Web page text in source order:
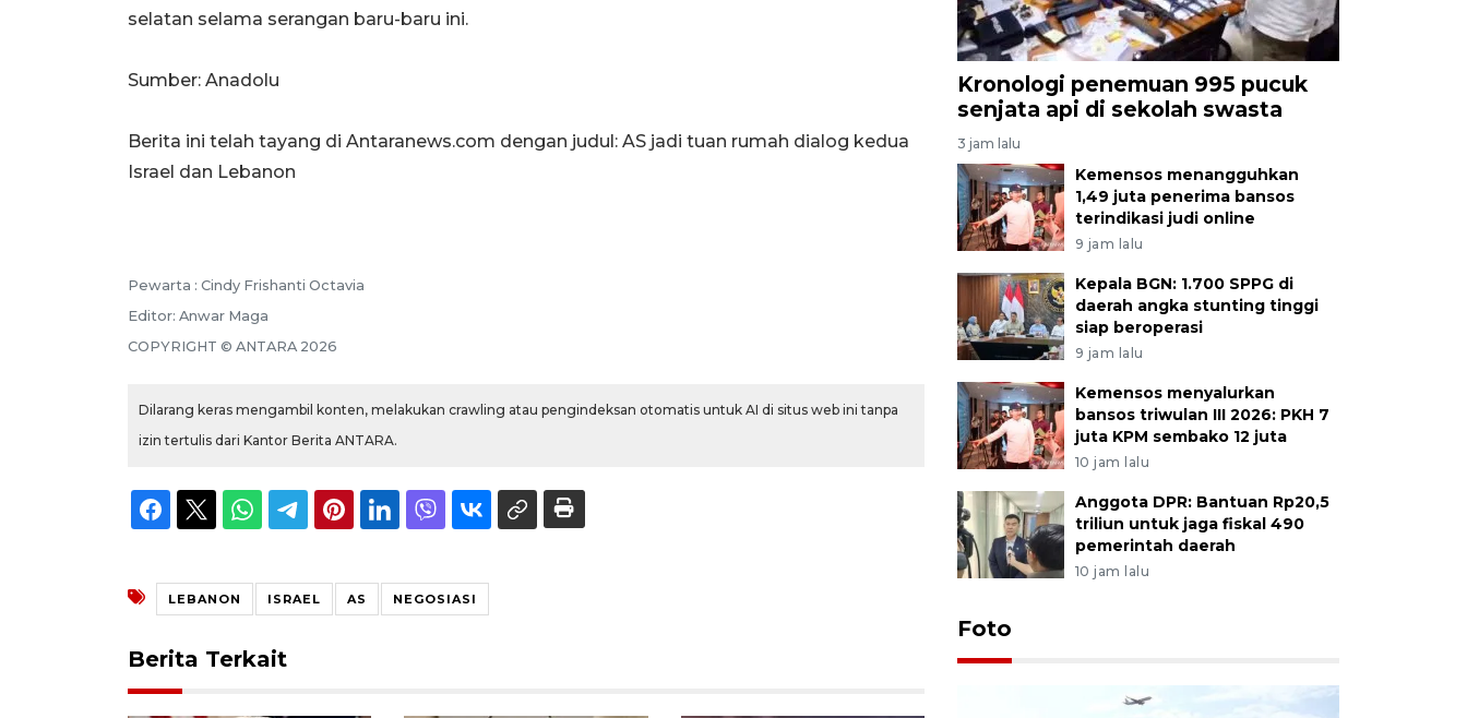
selatan selama serangan baru-baru ini.
Sumber: Anadolu
Berita ini telah tayang di Antaranews.com dengan judul: AS jadi tuan rumah dialog kedua
Israel dan Lebanon
Pewarta : Cindy Frishanti Octavia
Editor: Anwar Maga
COPYRIGHT © ANTARA 2026
Dilarang keras mengambil konten, melakukan crawling atau pengindeksan otomatis untuk AI di situs web ini tanpa
izin tertulis dari Kantor Berita ANTARA.
LEBANON ISRAEL AS NEGOSIASI
Berita Terkait
Kronologi penemuan 995 pucuk
senjata api di sekolah swasta
3 jam lalu
Kemensos menangguhkan
1,49 juta penerima bansos
terindikasi judi online
9 jam lalu
Kepala BGN: 1.700 SPPG di
daerah angka stunting tinggi
siap beroperasi
9 jam lalu
Kemensos menyalurkan
bansos triwulan III 2026: PKH 7
juta KPM sembako 12 juta
10 jam lalu
Anggota DPR: Bantuan Rp20,5
triliun untuk jaga fiskal 490
pemerintah daerah
10 jam lalu
Foto